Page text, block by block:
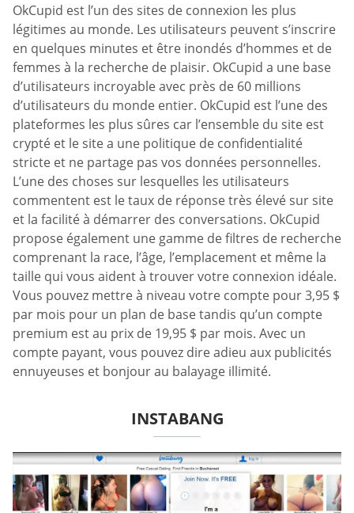
OkCupid est l’un des sites de connexion les plus
légitimes au monde. Les utilisateurs peuvent s’inscrire
en quelques minutes et être inondés d’hommes et de
femmes à la recherche de plaisir. OkCupid a une base
d’utilisateurs incroyable avec près de 60 millions
d’utilisateurs du monde entier. OkCupid est l’une des
plateformes les plus sûres car l’ensemble du site est
crypté et le site a une politique de confidentialité
stricte et ne partage pas vos données personnelles.
L’une des choses sur lesquelles les utilisateurs
commentent est le taux de réponse très élevé sur site
et la facilité à démarrer des conversations. OkCupid
propose également une gamme de filtres de recherche
comprenant la race, l’âge, l’emplacement et même la
taille qui vous aident à trouver votre connexion idéale.
Vous pouvez mettre à niveau votre compte pour 3,95 $
par mois pour un plan de base tandis qu’un compte
premium est au prix de 19,95 $ par mois. Avec un
compte payant, vous pouvez dire adieu aux publicités
ennuyeuses et bonjour au balayage illimité.
INSTABANG